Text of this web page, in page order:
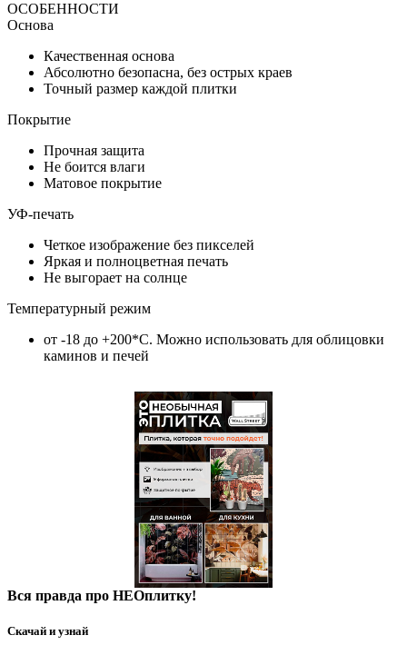
ОСОБЕННОСТИ
Основа
Качественная основа
Абсолютно безопасна, без острых краев
Точный размер каждой плитки
Покрытие
Прочная защита
Не боится влаги
Матовое покрытие
УФ-печать
Четкое изображение без пикселей
Яркая и полноцветная печать
Не выгорает на солнце
Температурный режим
от -18 до +200*C. Можно использовать для облицовки
каминов и печей
Вся правда про НЕОплитку!
Скачай и узнай